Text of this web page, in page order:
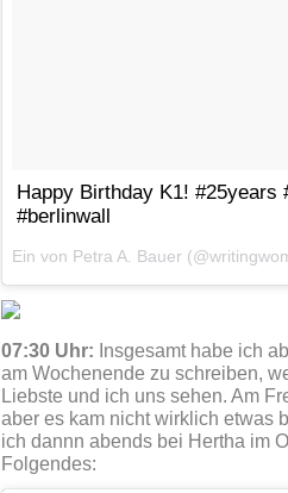
Happy Birthday K1! #25years
#berlinwall
Ein von Petra A. Bauer
07:30 Uhr: Insgesamt habe ich
am Wochenende zu schreiben,
Liebste und ich uns sehen. Am
aber es kam nicht wirklich etwas
ich dannn abends bei Hertha im
Folgendes: